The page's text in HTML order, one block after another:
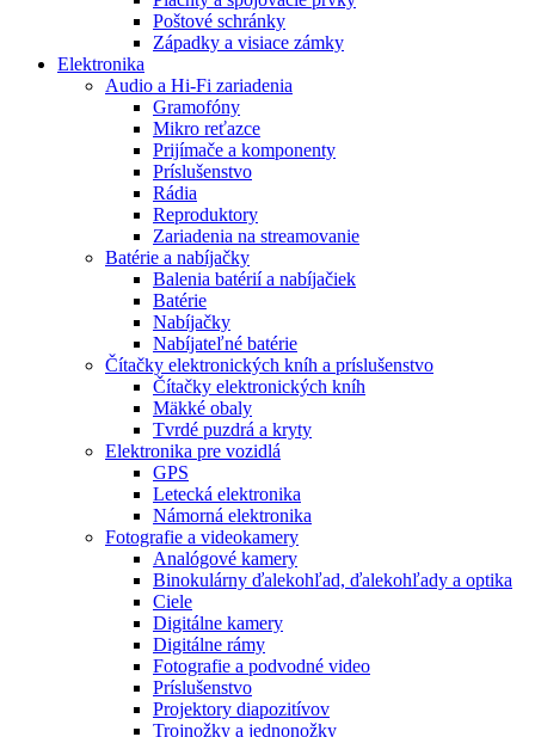
Poštové schránky
Západky a visiace zámky
Elektronika
Audio a Hi-Fi zariadenia
Gramofóny
Mikro reťazce
Prijímače a komponenty
Príslušenstvo
Rádia
Reproduktory
Zariadenia na streamovanie
Batérie a nabíjačky
Balenia batérií a nabíjačiek
Batérie
Nabíjačky
Nabíjateľné batérie
Čítačky elektronických kníh a príslušenstvo
Čítačky elektronických kníh
Mäkké obaly
Tvrdé puzdrá a kryty
Elektronika pre vozidlá
GPS
Letecká elektronika
Námorná elektronika
Fotografie a videokamery
Analógové kamery
Binokulárny ďalekohľad, ďalekohľady a optika
Ciele
Digitálne kamery
Digitálne rámy
Fotografie a podvodné video
Príslušenstvo
Projektory diapozitívov
Trojnožky a jednonožky